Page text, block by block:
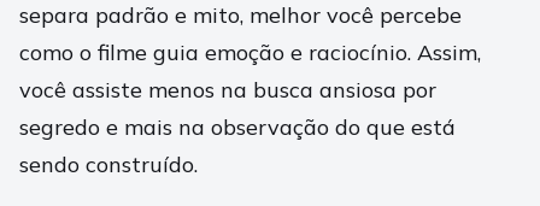
separa padrão e mito, melhor você percebe
como o filme guia emoção e raciocínio. Assim,
você assiste menos na busca ansiosa por
segredo e mais na observação do que está
sendo construído.